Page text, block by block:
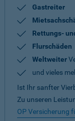
Gastreiter
Rettungs-
Flurschäden
Weltweiter
und vieles
Ist Ihr sanfter
Zu unseren
OP Versicherung